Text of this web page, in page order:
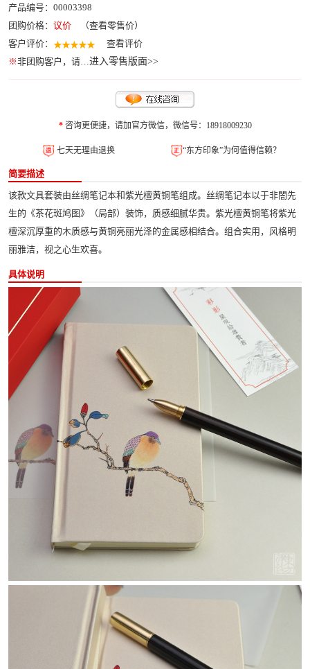
产品编号：00003398
团购价格： 议价
（查看零售价）
客户评价：
查看评价
※非团购客户，请…进入零售版面>>
*咨询更便捷，请加官方微信，微信号：18918009230
七天无理由退换 “东方印象”为何值得信赖？
简要描述
该款文具套装由丝绸笔记本和紫光檀黄铜笔组成。丝绸笔记本以于非闇先
生的《茶花斑鸠图》（局部）装饰，质感细腻华贵。紫光檀黄铜笔将紫光
檀深沉厚重的木质感与黄铜亮丽光泽的金属感相结合。组合实用，风格明
丽雅洁，视之心生欢喜。
具体说明